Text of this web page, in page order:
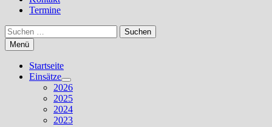
Termine
Suchen
nach:
Menü
Startseite
Einsätze
Untermenü
anzeigen
2026
2025
2024
2023